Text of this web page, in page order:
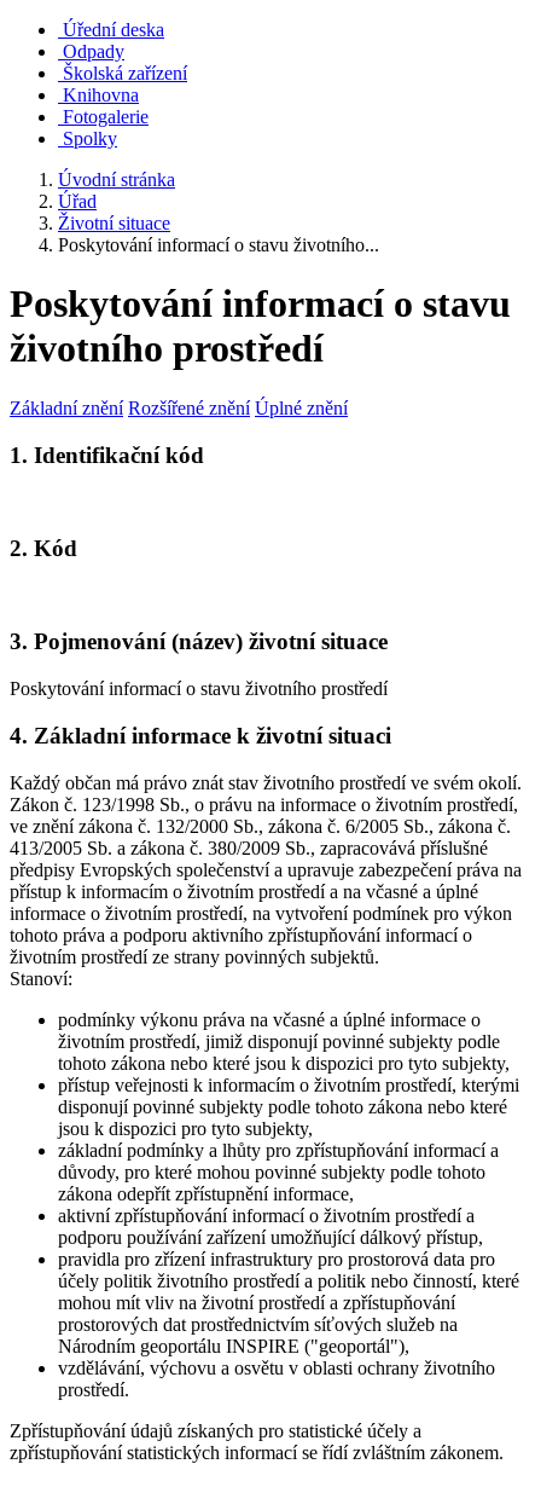
Úřední deska
Odpady
Školská zařízení
Knihovna
Fotogalerie
Spolky
Úvodní stránka
Úřad
Životní situace
Poskytování informací o stavu životního...
Poskytování informací o stavu
životního prostředí
Základní znění Rozšířené znění Úplné znění
1. Identifikační kód
2. Kód
3. Pojmenování (název) životní situace
Poskytování informací o stavu životního prostředí
4. Základní informace k životní situaci
Každý občan má právo znát stav životního prostředí ve svém okolí.
Zákon č. 123/1998 Sb., o právu na informace o životním prostředí,
ve znění zákona č. 132/2000 Sb., zákona č. 6/2005 Sb., zákona č.
413/2005 Sb. a zákona č. 380/2009 Sb., zapracovává příslušné
předpisy Evropských společenství a upravuje zabezpečení práva na
přístup k informacím o životním prostředí a na včasné a úplné
informace o životním prostředí, na vytvoření podmínek pro výkon
tohoto práva a podporu aktivního zpřístupňování informací o
životním prostředí ze strany povinných subjektů.
Stanoví:
podmínky výkonu práva na včasné a úplné informace o
životním prostředí, jimiž disponují povinné subjekty podle
tohoto zákona nebo které jsou k dispozici pro tyto subjekty,
přístup veřejnosti k informacím o životním prostředí, kterými
disponují povinné subjekty podle tohoto zákona nebo které
jsou k dispozici pro tyto subjekty,
základní podmínky a lhůty pro zpřístupňování informací a
důvody, pro které mohou povinné subjekty podle tohoto
zákona odepřít zpřístupnění informace,
aktivní zpřístupňování informací o životním prostředí a
podporu používání zařízení umožňující dálkový přístup,
pravidla pro zřízení infrastruktury pro prostorová data pro
účely politik životního prostředí a politik nebo činností, které
mohou mít vliv na životní prostředí a zpřístupňování
prostorových dat prostřednictvím síťových služeb na
Národním geoportálu INSPIRE ("geoportál"),
vzdělávání, výchovu a osvětu v oblasti ochrany životního
prostředí.
Zpřístupňování údajů získaných pro statistické účely a
zpřístupňování statistických informací se řídí zvláštním zákonem.